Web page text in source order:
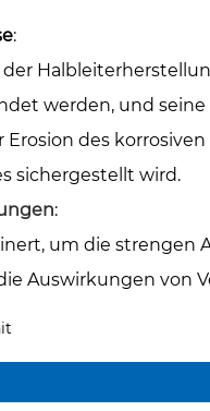
:
werden, und
des
sichergestellt wird.
:
um die
Auswirkungen von